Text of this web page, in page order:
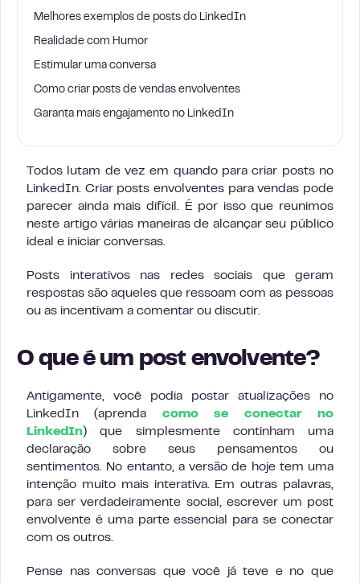
Melhores exemplos de posts do LinkedIn
Realidade com Humor
Estimular uma conversa
Como criar posts de vendas envolventes
Garanta mais engajamento no LinkedIn
Todos lutam de vez em quando para criar posts no
LinkedIn. Criar posts envolventes para vendas pode
parecer ainda mais difícil. É por isso que reunimos
neste artigo várias maneiras de alcançar seu público
ideal e iniciar conversas.
Posts interativos nas redes sociais que geram
respostas são aqueles que ressoam com as pessoas
ou as incentivam a comentar ou discutir.
O que é um post envolvente?
Antigamente, você podia postar atualizações no
LinkedIn (aprenda como se conectar no
LinkedIn) que simplesmente continham uma
declaração sobre seus pensamentos ou
sentimentos. No entanto, a versão de hoje tem uma
intenção muito mais interativa. Em outras palavras,
para ser verdadeiramente social, escrever um post
envolvente é uma parte essencial para se conectar
com os outros.
Pense nas conversas que você já teve e no que